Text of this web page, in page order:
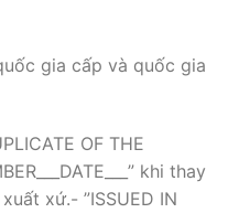
gia cấp và quốc gia
OF THE
khi thay
xứ.- ”ISSUED IN